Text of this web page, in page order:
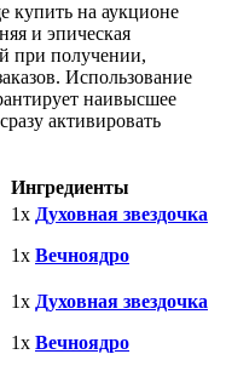
купить на аукционе
и эпическая
при получении,
Использование
наивысшее
активировать
Ингредиенты
1х Духовная звездочка
1х Вечноядро
1х Духовная звездочка
1х Вечноядро